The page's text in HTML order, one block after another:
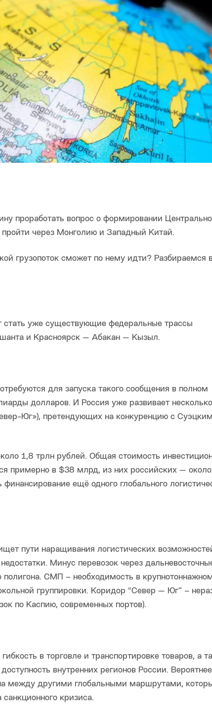
проработать вопрос о формировании
пройти через Монголию и Западный Китай.
грузопоток сможет по нему идти? Разбираемся
уже существующие федеральные трассы
и Красноярск — Абакан — Кызыл.
для запуска такого сообщения в полном
долларов. И Россия уже развивает несколько
Юг»), претендующих на конкуренцию с Суэцким
1,8 трлн рублей. Общая стоимость
примерно в $38 млрд, из них российских —
ещё одного глобального
пути наращивания логистических
Минус перевозок через
полигона. СМП – необходимость в
группировки. Коридор “Север — Юг” –
по Каспию, современных портов).
в торговле и транспортировке товаров, а
внутренних регионов России.
между другими глобальными маршрутами,
санкционного кризиса.